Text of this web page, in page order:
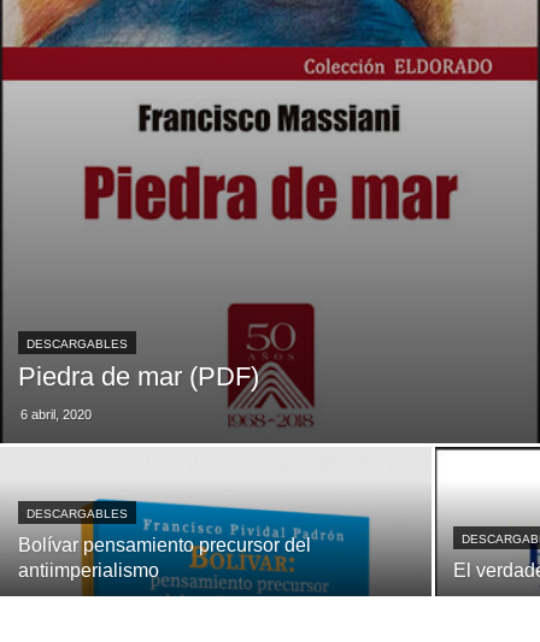
DESCARGABLES
Piedra de mar (PDF)
6 abril, 2020
DESCARGABLES
Bolívar pensamiento precursor del
antiimperialismo
El